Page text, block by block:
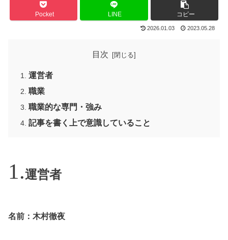
Pocket LINE コピー
2026.01.03 2023.05.28
目次
運営者
職業
職業的な専門・強み
記事を書く上で意識していること
運営者
名前：木村徹夜